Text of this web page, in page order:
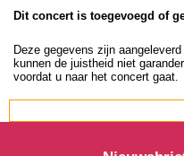
Dit concert is toegevoegd of
Deze gegevens zijn
kunnen de juistheid niet
voordat u naar het concert gaat.